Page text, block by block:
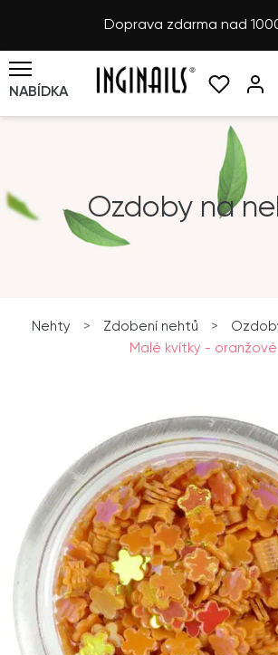
Doprava zdarma nad
NABÍDKA
Ozdoby na
Nehty > Zdobení nehtů >
Malé kvítky - oranžové